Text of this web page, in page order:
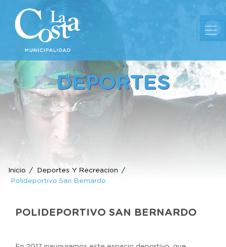
DEPORTES
Inicio
Deportes Y Recreacion
Polideportivo San Bernardo
POLIDEPORTIVO SAN BERNARDO